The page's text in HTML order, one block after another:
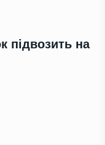
підвозить на